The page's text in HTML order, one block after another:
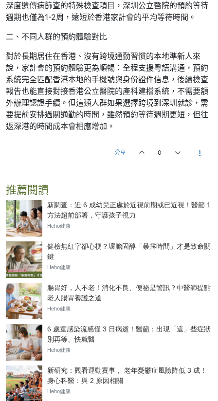
深度遺傳病篩查的特殊檢查項目，深圳公立醫院的預約等待
週期也僅為1-2周，遠短於香港家計會的平均等待時間。
二、不同人群的預約體驗對比
對於長期居住在香港、沒有跨境通勤習慣的本地準新人來
說，家計會的預約體驗更為順暢：全程支援粵語溝通，預約
系統完全匹配香港本地的手機號與身份證件信息，後續檢查
報告也能直接對接香港公立醫院的產科建檔系統，不需要額
外辦理認證手續。但這類人群如果選擇跨境到深圳就診，需
要提前安排過關通勤的時間，雖然預約等待週期更短，但往
返深港的時間成本會相應增加。
分享 0
推薦閱讀